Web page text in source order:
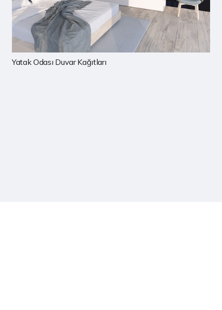
Çocuk Odası Duvar Kağıtları